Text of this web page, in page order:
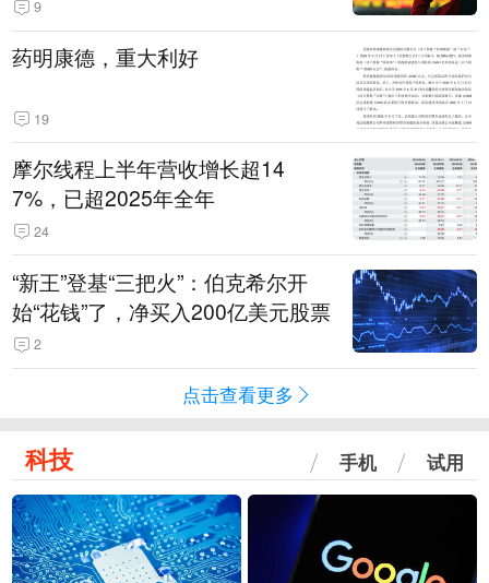
9
药明康德，重大利好
19
摩尔线程上半年营收增长超14
7%，已超2025年全年
24
“新王”登基“三把火”：伯克希尔开
始“花钱”了，净买入200亿美元股票
2
点击查看更多
科技 手机 试用